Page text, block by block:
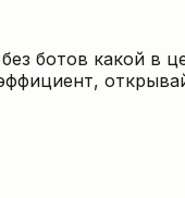
ботов какой в